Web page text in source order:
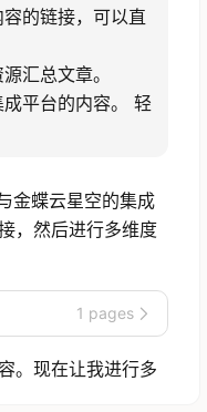
的链接，可以直
汇总文章。
平台的内容。 轻
金蝶云星空的集成
，然后进行多维度
1 pages
。现在让我进行多